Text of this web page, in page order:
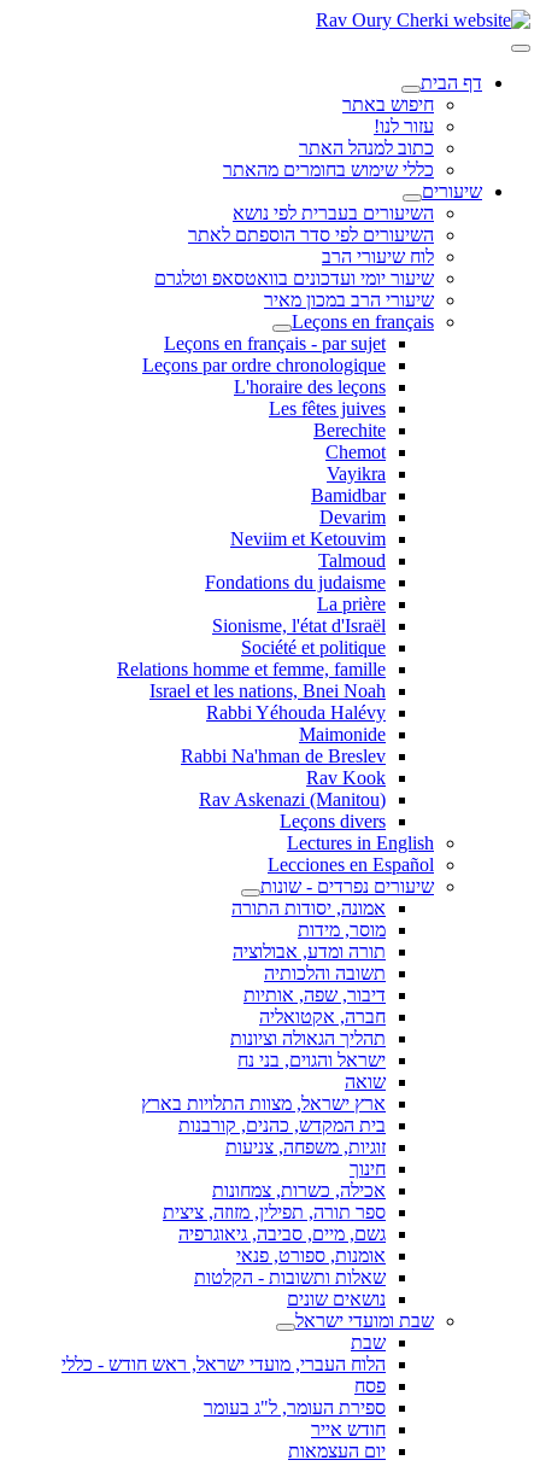
דף הבית
חיפוש באתר
עזור לנו!
כתוב למנהל האתר
כללי שימוש בחומרים מהאתר
שיעורים
השיעורים בעברית לפי נושא
השיעורים לפי סדר הוספתם לאתר
לוח שיעורי הרב
שיעור יומי ועדכונים בוואטסאפ וטלגרם
שיעורי הרב במכון מאיר
Leçons en français
Leçons en français - par sujet
Leçons par ordre chronologique
L'horaire des leçons
Les fêtes juives
Berechite
Chemot
Vayikra
Bamidbar
Devarim
Neviim et Ketouvim
Talmoud
Fondations du judaisme
La prière
Sionisme, l'état d'Israël
Société et politique
Relations homme et femme, famille
Israel et les nations, Bnei Noah
Rabbi Yéhouda Halévy
Maimonide
Rabbi Na'hman de Breslev
Rav Kook
(Rav Askenazi (Manitou
Leçons divers
Lectures in English
Lecciones en Español
שיעורים נפרדים - שונות
אמונה, יסודות התורה
מוסר, מידות
תורה ומדע, אבולוציה
תשובה והלכותיה
דיבור, שפה, אותיות
חברה, אקטואליה
תהליך הגאולה וציונות
ישראל והגוים, בני נח
שואה
ארץ ישראל, מצוות התלויות בארץ
בית המקדש, כהנים, קורבנות
זוגיות, משפחה, צניעות
חינוך
אכילה, כשרות, צמחונות
ספר תורה, תפילין, מזוזה, ציצית
גשם, מיים, סביבה, גיאוגרפיה
אומנות, ספורט, פנאי
שאלות ותשובות - הקלטות
נושאים שונים
שבת ומועדי ישראל
שבת
הלוח העברי, מועדי ישראל, ראש חודש - כללי
פסח
ספירת העומר, ל"ג בעומר
חודש אייר
יום העצמאות